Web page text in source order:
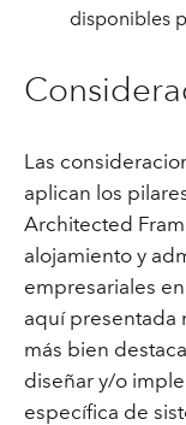
disponibles
Las
aplican los
Architected
alojamiento y
empresariales
aquí presentada
más bien
diseñar y/o
específica de